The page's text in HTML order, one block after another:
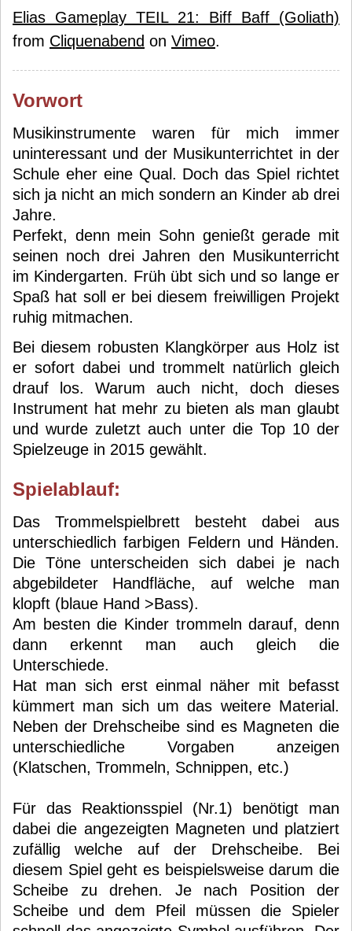
Elias Gameplay TEIL 21: Biff Baff (Goliath)
from Cliquenabend on Vimeo.
Vorwort
Musikinstrumente waren für mich immer
uninteressant und der Musikunterrichtet in der
Schule eher eine Qual. Doch das Spiel richtet
sich ja nicht an mich sondern an Kinder ab drei
Jahre.
Perfekt, denn mein Sohn genießt gerade mit
seinen noch drei Jahren den Musikunterricht
im Kindergarten. Früh übt sich und so lange er
Spaß hat soll er bei diesem freiwilligen Projekt
ruhig mitmachen.
Bei diesem robusten Klangkörper aus Holz ist
er sofort dabei und trommelt natürlich gleich
drauf los. Warum auch nicht, doch dieses
Instrument hat mehr zu bieten als man glaubt
und wurde zuletzt auch unter die Top 10 der
Spielzeuge in 2015 gewählt.
Spielablauf:
Das Trommelspielbrett besteht dabei aus
unterschiedlich farbigen Feldern und Händen.
Die Töne unterscheiden sich dabei je nach
abgebildeter Handfläche, auf welche man
klopft (blaue Hand >Bass).
Am besten die Kinder trommeln darauf, denn
dann erkennt man auch gleich die
Unterschiede.
Hat man sich erst einmal näher mit befasst
kümmert man sich um das weitere Material.
Neben der Drehscheibe sind es Magneten die
unterschiedliche Vorgaben anzeigen
(Klatschen, Trommeln, Schnippen, etc.)
Für das Reaktionsspiel (Nr.1) benötigt man
dabei die angezeigten Magneten und platziert
zufällig welche auf der Drehscheibe. Bei
diesem Spiel geht es beispielsweise darum die
Scheibe zu drehen. Je nach Position der
Scheibe und dem Pfeil müssen die Spieler